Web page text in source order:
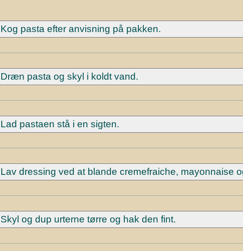
Kog pasta efter anvisning på pakken.
Dræn pasta og skyl i koldt vand.
Lad pastaen stå i en sigten.
Lav dressing ved at blande cremefraiche, mayonnaise
Skyl og dup urterne tørre og hak den fint.